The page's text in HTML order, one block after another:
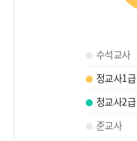
수석교사
정교사1급
정교사2급
준교사